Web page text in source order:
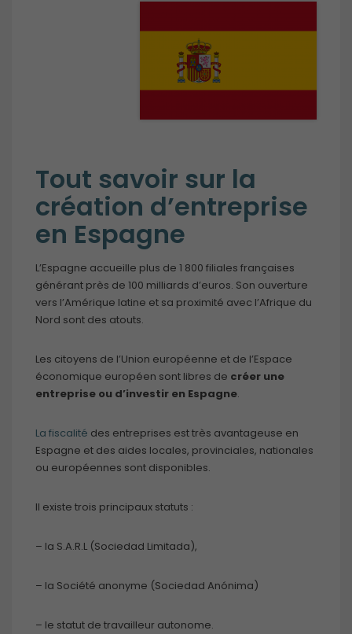
Tout savoir sur la
création d’entreprise
en Espagne
L’Espagne accueille plus de 1 800 filiales françaises
générant près de 100 milliards d’euros. Son ouverture
vers l’Amérique latine et sa proximité avec l’Afrique du
Nord sont des atouts.
Les citoyens de l’Union européenne et de l’Espace
économique européen sont libres de créer une
entreprise ou d’investir en Espagne.
La fiscalité des entreprises est très avantageuse en
Espagne et des aides locales, provinciales, nationales
ou européennes sont disponibles.
Il existe trois principaux statuts :
– la S.A.R.L (Sociedad Limitada),
– la Société anonyme (Sociedad Anónima)
– le statut de travailleur autonome.